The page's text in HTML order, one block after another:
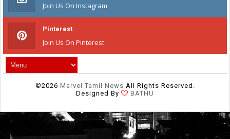
Join Us On Instagram
Pinterest
Join Us On Pinterest
©2026 Marvel Tamil News All Rights Reserved.
Designed By
BATHU